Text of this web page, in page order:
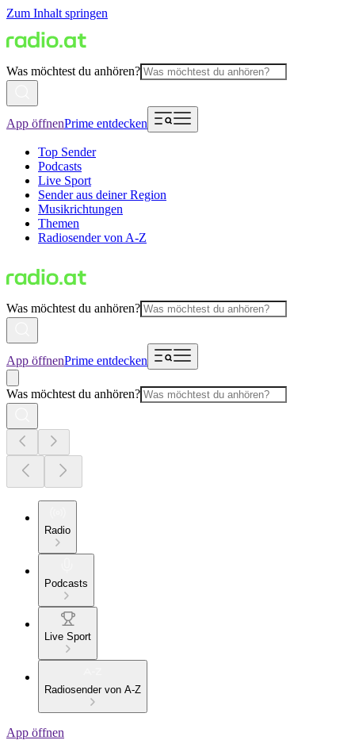
Zum Inhalt springen
Was möchtest du anhören?
App öffnenPrime entdecken
Top Sender
Podcasts
Live Sport
Sender aus deiner Region
Musikrichtungen
Themen
Radiosender von A-Z
Was möchtest du anhören?
App öffnenPrime entdecken
Was möchtest du anhören?
Radio
Podcasts
Live Sport
Radiosender von A-Z
App öffnen